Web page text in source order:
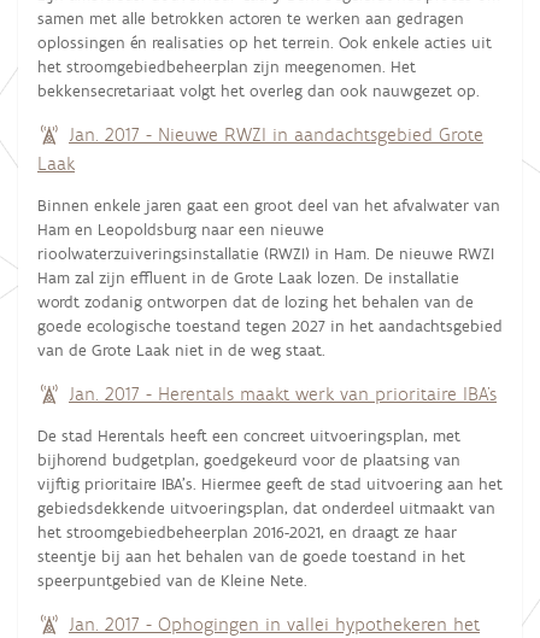
samen met alle betrokken actoren te werken aan gedragen
oplossingen én realisaties op het terrein. Ook enkele acties uit
het stroomgebiedbeheerplan zijn meegenomen. Het
bekkensecretariaat volgt het overleg dan ook nauwgezet op.
Jan. 2017 - Nieuwe RWZI in aandachtsgebied Grote
Laak
Binnen enkele jaren gaat een groot deel van het afvalwater van
Ham en Leopoldsburg naar een nieuwe
rioolwaterzuiveringsinstallatie (RWZI) in Ham. De nieuwe RWZI
Ham zal zijn effluent in de Grote Laak lozen. De installatie
wordt zodanig ontworpen dat de lozing het behalen van de
goede ecologische toestand tegen 2027 in het aandachtsgebied
van de Grote Laak niet in de weg staat.
Jan. 2017 - Herentals maakt werk van prioritaire IBA's
De stad Herentals heeft een concreet uitvoeringsplan, met
bijhorend budgetplan, goedgekeurd voor de plaatsing van
vijftig prioritaire IBA's. Hiermee geeft de stad uitvoering aan het
gebiedsdekkende uitvoeringsplan, dat onderdeel uitmaakt van
het stroomgebiedbeheerplan 2016-2021, en draagt ze haar
steentje bij aan het behalen van de goede toestand in het
speerpuntgebied van de Kleine Nete.
Jan. 2017 - Ophogingen in vallei hypothekeren het